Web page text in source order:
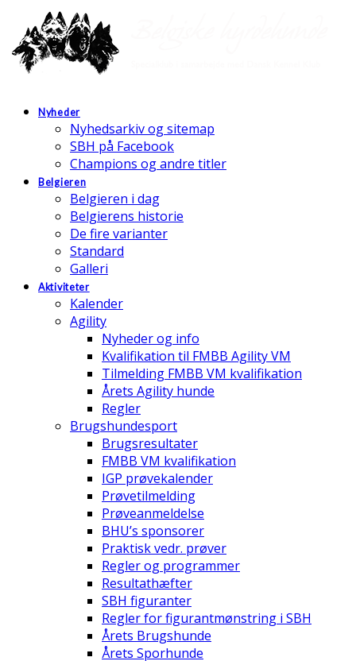
Nyheder
Nyhedsarkiv og sitemap
SBH på Facebook
Champions og andre titler
Belgieren
Belgieren i dag
Belgierens historie
De fire varianter
Standard
Galleri
Aktiviteter
Kalender
Agility
Nyheder og info
Kvalifikation til FMBB Agility VM
Tilmelding FMBB VM kvalifikation
Årets Agility hunde
Regler
Brugshundesport
Brugsresultater
FMBB VM kvalifikation
IGP prøvekalender
Prøvetilmelding
Prøveanmeldelse
BHU’s sponsorer
Praktisk vedr. prøver
Regler og programmer
Resultathæfter
SBH figuranter
Regler for figurantmønstring i SBH
Årets Brugshunde
Årets Sporhunde